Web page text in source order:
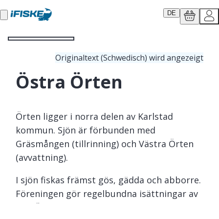
DE
Originaltext (Schwedisch) wird angezeigt
Östra Örten
Örten ligger i norra delen av Karlstad
kommun. Sjön är förbunden med
Gräsmången (tillrinning) och Västra Örten
(avvattning).
I sjön fiskas främst gös, gädda och abborre.
Föreningen gör regelbundna isättningar av
gös. Även ålfiske är populärt. Det finns två